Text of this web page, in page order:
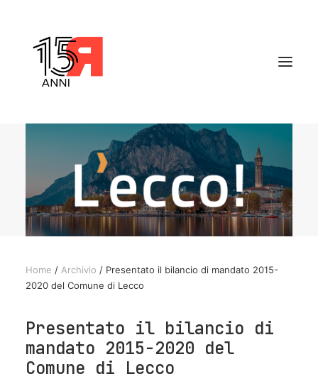
PROGETTI
SOSTENIBILITÀ
ARCHIVI
Home / Archivio / Presentato il bilancio di mandato 2015-
2020 del Comune di Lecco
Presentato il bilancio di
mandato 2015-2020 del
Comune di Lecco